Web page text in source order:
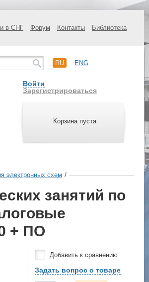
в СНГ Форум Контакты Библиотека
RU ENG
Войти
Зарегистрироваться
Корзина пуста
электронных схем /
занятий по
+ ПО
Добавить к сравнению
Задать вопрос о товаре